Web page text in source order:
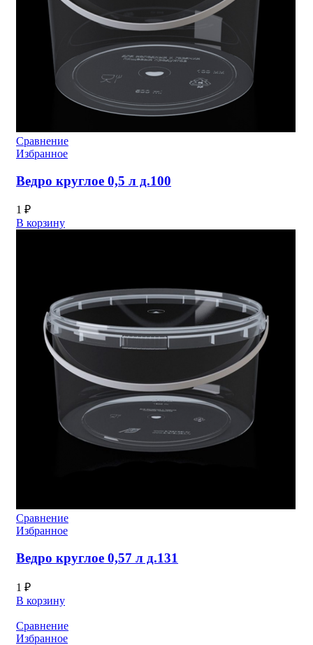
Сравнение
Избранное
Ведро круглое 0,5 л д.100
1 ₽
В корзину
Сравнение
Избранное
Ведро круглое 0,57 л д.131
1 ₽
В корзину
Сравнение
Избранное